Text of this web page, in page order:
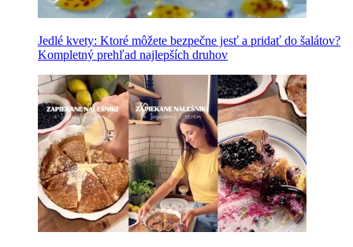
Jedlé kvety: Ktoré môžete bezpečne jesť a pridať do šalátov?
Kompletný prehľad najlepších druhov